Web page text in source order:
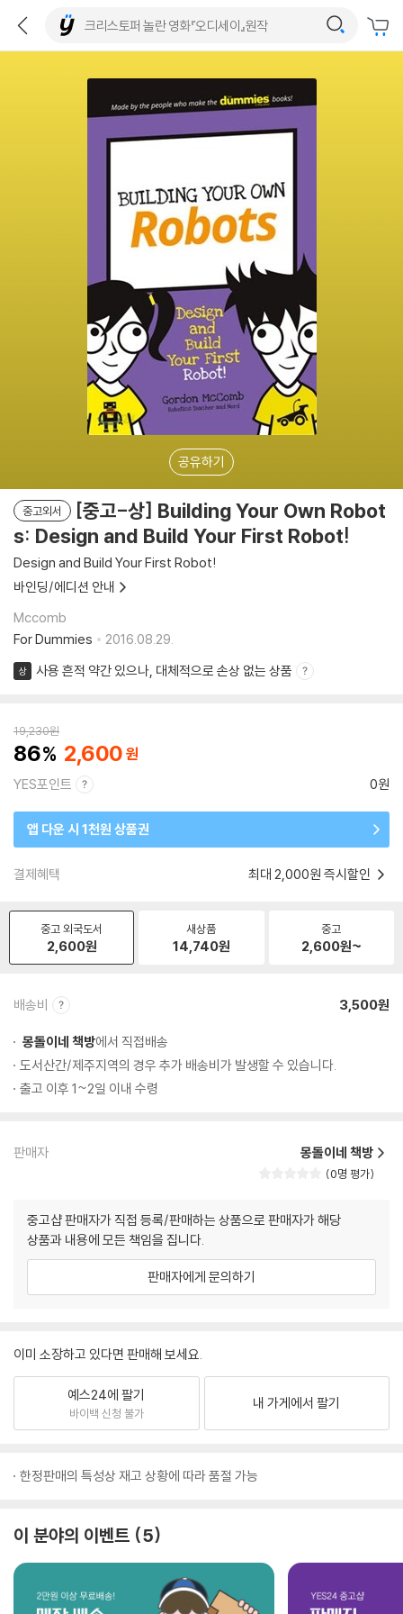
공유하기
중고외서
[중고-상] Building Your Own Robot
s: Design and Build Your First Robot!
Design and Build Your First Robot!
바인딩/에디션 안내
Mccomb
For Dummies
2016.08.29.
상 사용 흔적 약간 있으나, 대체적으로 손상 없는 상품
19,230원
86 2,600
YES포인트 0원
앱 다운 시 1천원 상품권
결제혜택 최대 2,000원 즉시할인
중고 외국도서
2,600원
새상품
14,740원
중고
2,600원~
배송비 3,500원
몽돌이네 책방에서 직접배송
도서산간/제주지역의 경우 추가 배송비가 발생할 수 있습니다.
출고 이후 1~2일 이내 수령
판매자 몽돌이네 책방
0명 평가
중고샵 판매자가 직접 등록/판매하는 상품으로 판매자가 해당
상품과 내용에 모든 책임을 집니다.
판매자에게 문의하기
이미 소장하고 있다면 판매해 보세요.
예스24에 팔기
바이백 신청 불가
내 가게에서 팔기
한정판매의 특성상 재고 상황에 따라 품절 가능
이 분야의 이벤트 5